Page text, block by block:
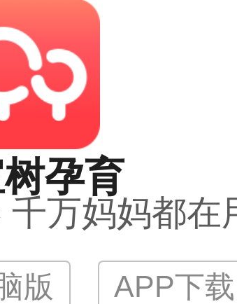
孕育
万妈妈都在
版 APP下载